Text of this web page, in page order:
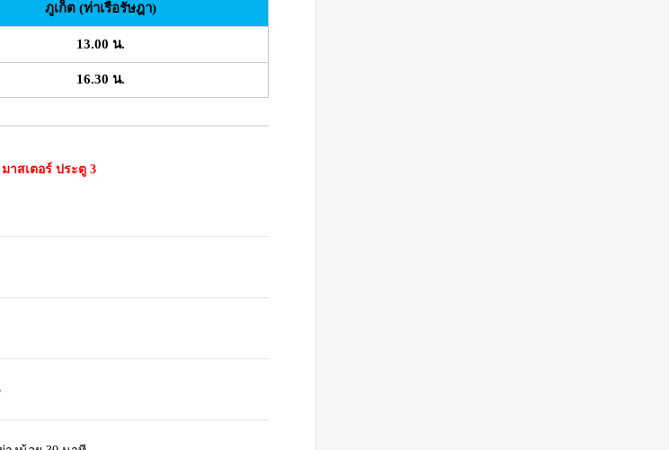
ภูเก็ต (ท่าเรือรัษฎา)
13.00 น.
16.30 น.
าสเตอร์ ประตู 3